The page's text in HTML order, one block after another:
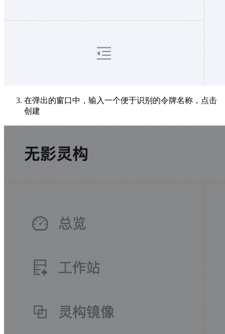
在弹出的窗口中，输入一个便于识别的令牌名称，点击
创建